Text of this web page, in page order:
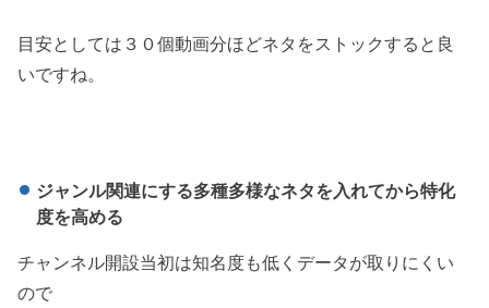
目安としては３０個動画分ほどネタをストックすると良
いですね。
ジャンル関連にする多種多様なネタを入れてから特化
度を高める
チャンネル開設当初は知名度も低くデータが取りにくい
ので